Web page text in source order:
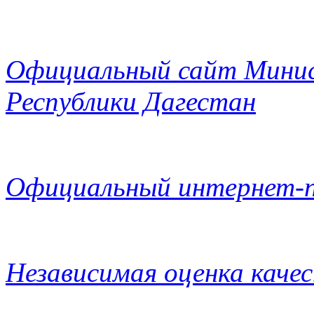
Официальный сайт
Республики Дагестан
Официальный интернет-
Независимая оценка